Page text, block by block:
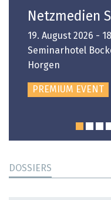
Netzmedien
19. August 2026 -
Seminarhotel
Horgen
PREMIUM EVENT
DOSSIERS